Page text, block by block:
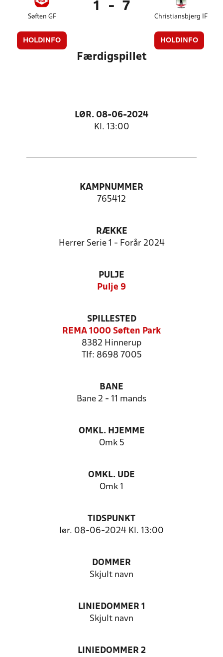
Søften GF
HOLDINFO
1 - 7
Christiansbjerg IF
HOLDINFO
Færdigspillet
LØR. 08-06-2024
Kl. 13:00
KAMPNUMMER
765412
RÆKKE
Herrer Serie 1 - Forår 2024
PULJE
Pulje 9
SPILLESTED
REMA 1000 Søften Park
8382 Hinnerup
Tlf: 8698 7005
BANE
Bane 2 - 11 mands
OMKL. HJEMME
Omk 5
OMKL. UDE
Omk 1
TIDSPUNKT
lør. 08-06-2024 Kl. 13:00
DOMMER
Skjult navn
LINIEDOMMER 1
Skjult navn
LINIEDOMMER 2